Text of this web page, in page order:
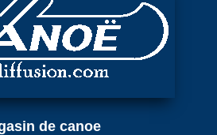
de canoe